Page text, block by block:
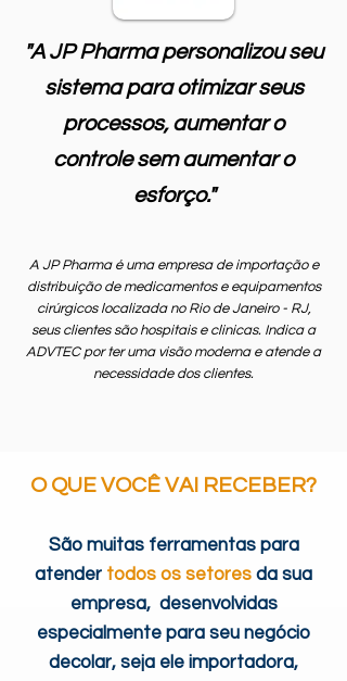
"A JPPharma personalizou seu
sistema para otimizar seus
processos, aumentar o
controle sem aumentar o
esforço."
A JP Pharma é uma empresa de importação e
distribuição de medicamentos e equipamentos
cirúrgicos localizada no Rio de Janeiro - RJ,
seus clientes são hospitais e clinicas. Indica a
ADVTEC por ter uma visão moderna e atende a
necessidade dos clientes.
O QUE VOCÊ VAI RECEBER?
São muitas ferramentas para
atender todos os setores da sua
empresa, desenvolvidas
especialmente para seu negócio
decolar, seja ele importadora,